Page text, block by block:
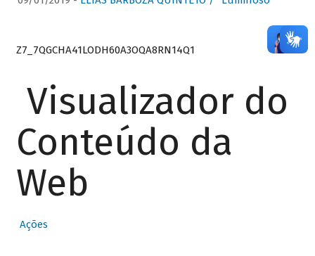
Z7_7QGCHA41LODH60A3OQA8RN14Q1
Visualizador do
Conteúdo da
Web
Ações